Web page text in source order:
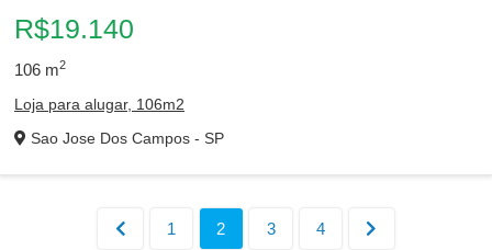
R$19.140
106 m2
Loja para alugar, 106m2
Sao Jose Dos Campos - SP